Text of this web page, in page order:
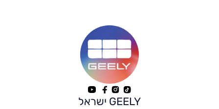
GEELY ישראל